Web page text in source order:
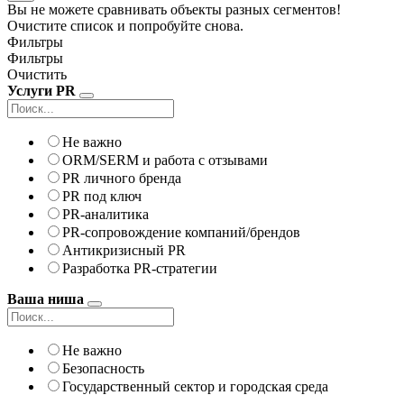
Вы не можете сравнивать объекты разных сегментов!
Очистите список и попробуйте снова.
Фильтры
Фильтры
Очистить
Услуги PR
Не важно
ORM/SERM и работа с отзывами
PR личного бренда
PR под ключ
PR-аналитика
PR-сопровождение компаний/брендов
Антикризисный PR
Разработка PR-стратегии
Ваша ниша
Не важно
Безопасность
Государственный сектор и городская среда